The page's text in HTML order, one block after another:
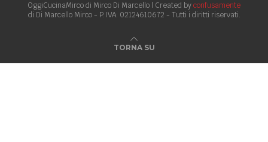
OggiCucinaMirco di Mirco Di Marcello | Created byconfusamente
di Di Marcello Mirco - P.IVA: 02124610672 - Tutti i diritti riservati.
TORNA SU